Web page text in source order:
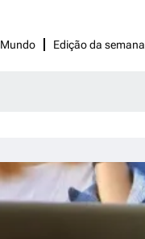
Mundo Edição da semana